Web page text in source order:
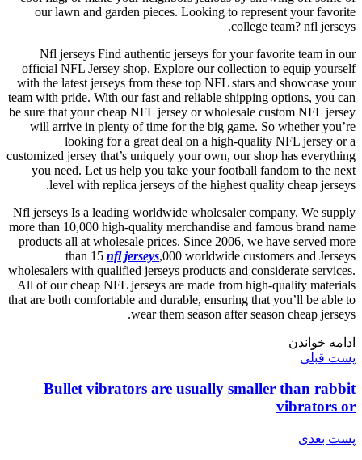
our lawn and garden pieces. Looking to represent your favorite
college team? nfl jerseys.
Nfl jerseys Find authentic jerseys for your favorite team in our
official NFL Jersey shop. Explore our collection to equip yourself
with the latest jerseys from these top NFL stars and showcase your
team with pride. With our fast and reliable shipping options, you can
be sure that your cheap NFL jersey or wholesale custom NFL jersey
will arrive in plenty of time for the big game. So whether you’re
looking for a great deal on a high-quality NFL jersey or a
customized jersey that’s uniquely your own, our shop has everything
you need. Let us help you take your football fandom to the next
level with replica jerseys of the highest quality cheap jerseys.
Nfl jerseys Is a leading worldwide wholesaler company. We supply
more than 10,000 high-quality merchandise and famous brand name
products all at wholesale prices. Since 2006, we have served more
than 15 nfl jerseys,000 worldwide customers and Jerseys
wholesalers with qualified jerseys products and considerate services.
All of our cheap NFL jerseys are made from high-quality materials
that are both comfortable and durable, ensuring that you’ll be able to
wear them season after season cheap jerseys.
ادامه خواندن
پست قبلی
Bullet vibrators are usually smaller than rabbit
vibrators or
پست‌ بعدی